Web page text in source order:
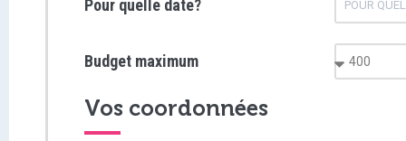
Pour quelle date?
Budget maximum
Vos coordonnées